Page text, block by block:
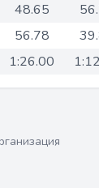
48.65
56.78
1:26.00